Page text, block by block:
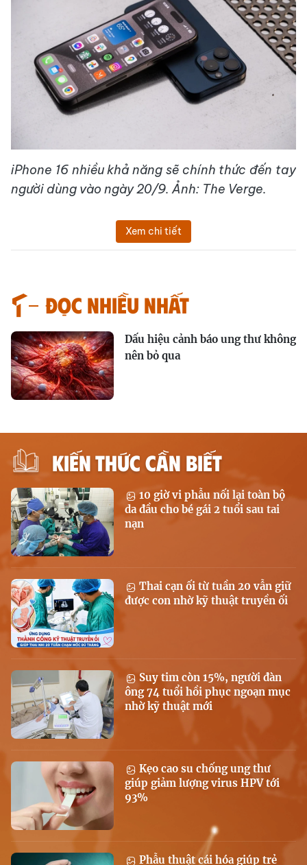
iPhone 16 nhiều khả năng sẽ chính thức đến tay
người dùng vào ngày 20/9. Ảnh: The Verge.
Xem chi tiết
Đọc nhiều nhất
Dấu hiệu cảnh báo ung thư không
nên bỏ qua
KIẾN THỨC CẦN BIẾT
10 giờ vi phẫu nối lại toàn bộ
da đầu cho bé gái 2 tuổi sau tai
nạn
Thai cạn ối từ tuần 20 vẫn giữ
được con nhờ kỹ thuật truyền ối
Suy tim còn 15%, người đàn
ông 74 tuổi hồi phục ngoạn mục
nhờ kỹ thuật mới
Kẹo cao su chống ung thư
giúp giảm lượng virus HPV tới
93%
Phẫu thuật cái hóa giúp trẻ